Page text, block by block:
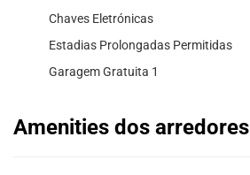
Chaves Eletrónicas
Estadias Prolongadas Permitidas
Garagem Gratuita 1
Amenities dos arredores